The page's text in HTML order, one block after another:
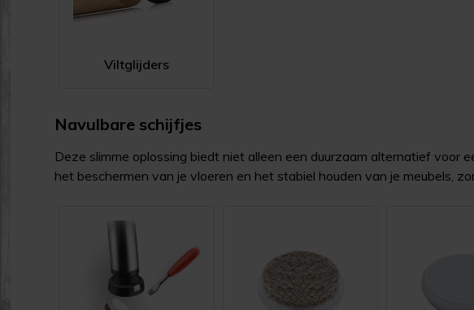
Viltglijders
Navulbare schijfjes
Deze slimme oplossing biedt niet alleen een duurzaam alternatief voor
het beschermen van je vloeren en het stabiel houden van je meubels,